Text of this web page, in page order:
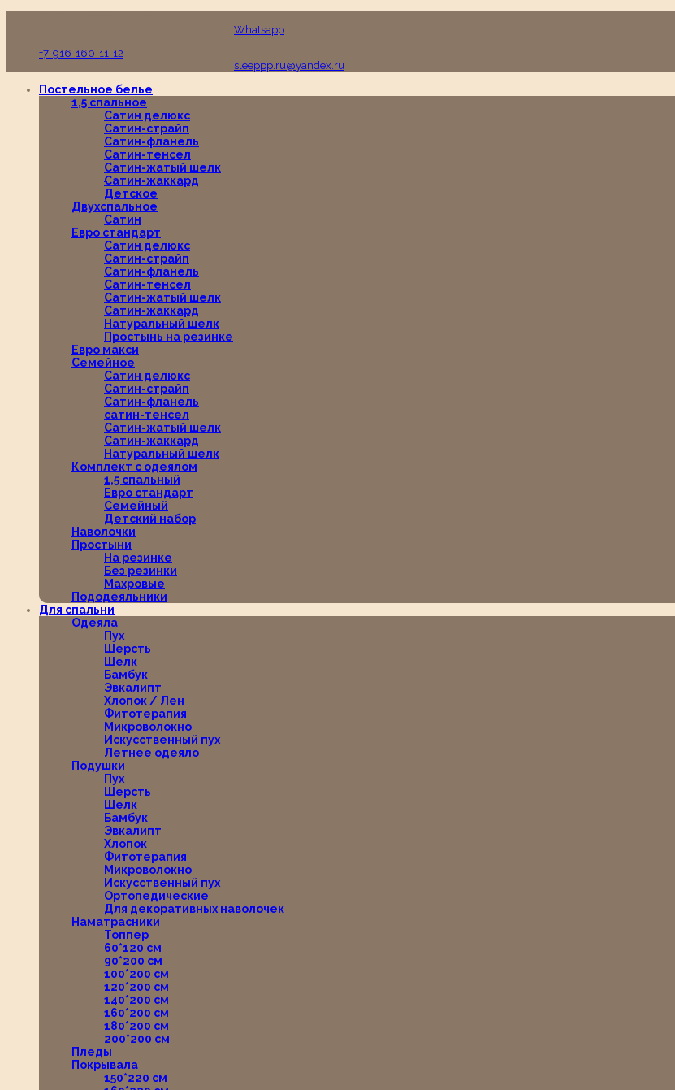
Whatsapp
+7-916-160-11-12
sleeppp.ru@yandex.ru
Постельное белье
1,5 спальное
Сатин делюкс
Сатин-страйп
Сатин-фланель
Сатин-тенсел
Сатин-жатый шелк
Сатин-жаккард
Детское
Двухспальное
Сатин
Евро стандарт
Сатин делюкс
Сатин-страйп
Сатин-фланель
Сатин-тенсел
Сатин-жатый шелк
Сатин-жаккард
Натуральный шелк
Простынь на резинке
Евро макси
Семейное
Сатин делюкс
Сатин-страйп
Сатин-фланель
сатин-тенсел
Сатин-жатый шелк
Сатин-жаккард
Натуральный шелк
Комплект с одеялом
1,5 спальный
Евро стандарт
Семейный
Детский набор
Наволочки
Простыни
На резинке
Без резинки
Махровые
Пододеяльники
Для спальни
Одеяла
Пух
Шерсть
Шелк
Бамбук
Эвкалипт
Хлопок / Лен
Фитотерапия
Микроволокно
Искусственный пух
Летнее одеяло
Подушки
Пух
Шерсть
Шелк
Бамбук
Эвкалипт
Хлопок
Фитотерапия
Микроволокно
Искусственный пух
Ортопедические
Для декоративных наволочек
Наматрасники
Топпер
60*120 см
90*200 см
100*200 см
120*200 см
140*200 см
160*200 см
180*200 см
200*200 см
Пледы
Покрывала
150*220 см